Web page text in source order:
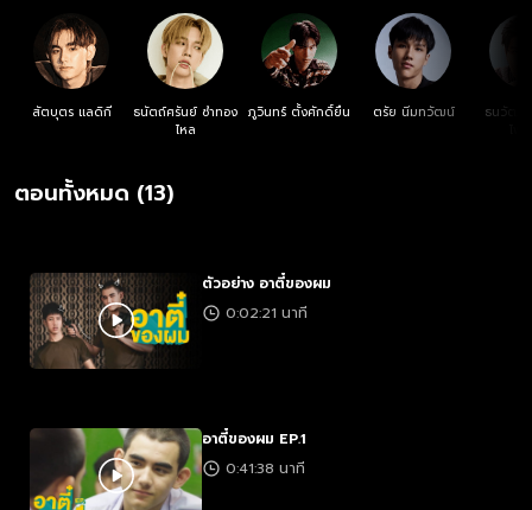
สัตบุตร แลดิกี
ธนัตถ์ศรันย์ ซำทอง
ไหล
ภูวินทร์ ตั้งศักดิ์ยืน ตรัย นิ่มทวัฒน์
ธนวัฒน์
ตอนทั้งหมด (13)
ตัวอย่าง อาตี๋ของผม
0:02:21 นาที
อาตี๋ของผม EP.1
0:41:38 นาที